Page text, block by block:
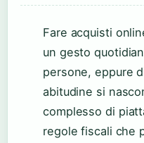
Fare acquisti
un gesto
persone, eppure
abitudine si
complesso di
regole fiscali che